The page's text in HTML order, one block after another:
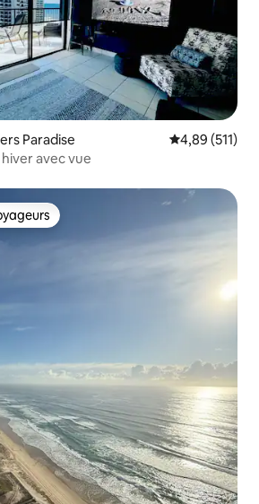
Paradise Note
4,89 (511)
avec vue
parmi les plus aimés